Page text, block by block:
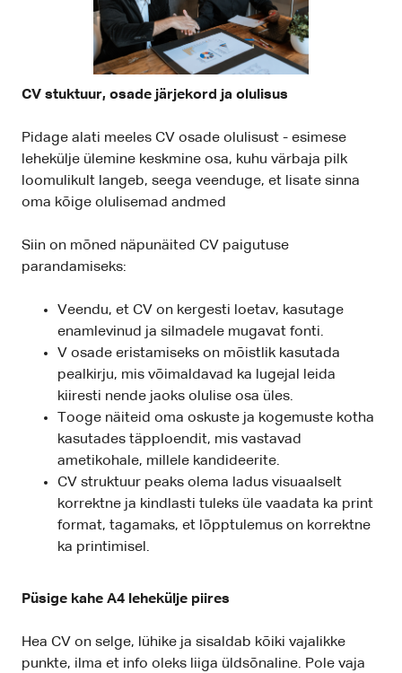
CV stuktuur, osade järjekord ja olulisus
Pidage alati meeles CV osade olulisust - esimese
lehekülje ülemine keskmine osa, kuhu värbaja pilk
loomulikult langeb, seega veenduge, et lisate sinna
oma kõige olulisemad andmed
Siin on mõned näpunäited CV paigutuse
parandamiseks:
Veendu, et CV on kergesti loetav, kasutage
enamlevinud ja silmadele mugavat fonti.
V osade eristamiseks on mõistlik kasutada
pealkirju, mis võimaldavad ka lugejal leida
kiiresti nende jaoks olulise osa üles.
Tooge näiteid oma oskuste ja kogemuste kotha
kasutades täpploendit, mis vastavad
ametikohale, millele kandideerite.
CV struktuur peaks olema ladus visuaalselt
korrektne ja kindlasti tuleks üle vaadata ka print
format, tagamaks, et lõpptulemus on korrektne
ka printimisel.
Püsige kahe A4 lehekülje piires
Hea CV on selge, lühike ja sisaldab kõiki vajalikke
punkte, ilma et info oleks liiga üldsõnaline. Pole vaja